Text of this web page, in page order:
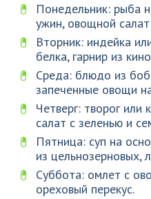
Понедельник: рыба
ужин, овощной салат
Вторник: индейка
белка, гарнир из
Среда: блюдо из
запеченные овощи
Четверг: творог или
салат с зеленью и
Пятница: суп на
из цельнозерновых,
Суббота: омлет с
ореховый перекус.